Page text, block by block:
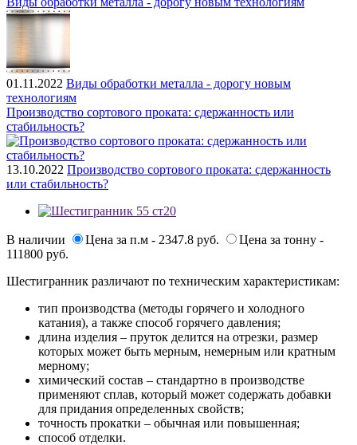
01.11.2022 Виды обработки металла - дорогу новым
технологиям
Производство сортового проката: сдержанность или
стабильность?
13.10.2022 Производство сортового проката: сдержанность
или стабильность?
В наличии Цена за п.м - 2347.8 руб.
Цена за тонну -
111800 руб.
Шестигранник различают по техническим характеристикам:
тип производства (методы горячего и холодного
катания), а также способ горячего давления;
длина изделия – пруток делится на отрезки, размер
которых может быть мерным, немерным или кратным
мерному;
химический состав – стандартно в производстве
применяют сплав, который может содержать добавки
для придания определенных свойств;
точность прокатки – обычная или повышенная;
способ отделки.